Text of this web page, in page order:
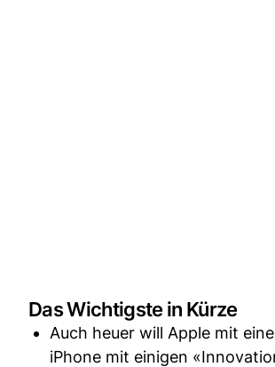
Das Wichtigste in Kürze
Auch heuer will Apple mit
iPhone mit einigen